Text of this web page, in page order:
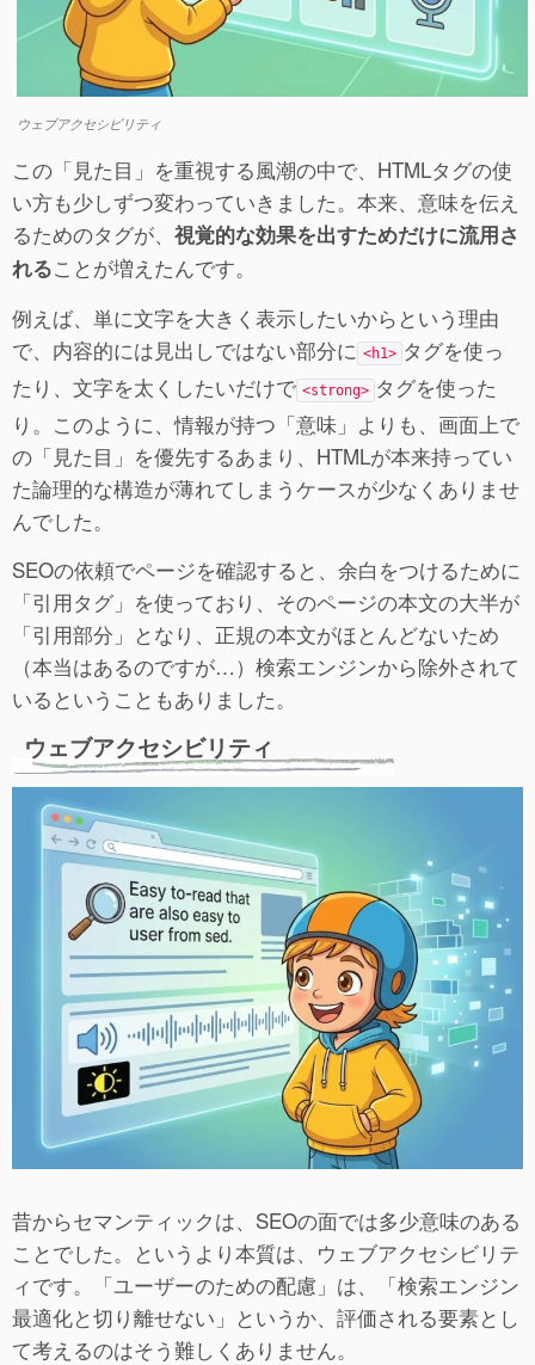
ウェブアクセシビリティ
この「見た目」を重視する風潮の中で、HTMLタグの使
い方も少しずつ変わっていきました。本来、意味を伝え
るためのタグが、 視覚的な効果を出すためだけに流用さ
れることが増えたんです。
例えば、単に文字を大きく表示したいからという理由
で、内容的には見出しではない部分に <h1> タグを使っ
たり、文字を太くしたいだけで <strong> タグを使った
り。このように、情報が持つ「意味」よりも、画面上で
の「見た目」を優先するあまり、HTMLが本来持ってい
た論理的な構造が薄れてしまうケースが少なくありませ
んでした。
SEOの依頼でページを確認すると、余白をつけるために
「引用タグ」を使っており、そのページの本文の大半が
「引用部分」となり、正規の本文がほとんどないため
（本当はあるのですが…）検索エンジンから除外されて
いるということもありました。
ウェブアクセシビリティ
昔からセマンティックは、SEOの面では多少意味のある
ことでした。というより本質は、ウェブアクセシビリテ
ィです。「ユーザーのための配慮」は、「検索エンジン
最適化と切り離せない」というか、評価される要素とし
て考えるのはそう難しくありません。